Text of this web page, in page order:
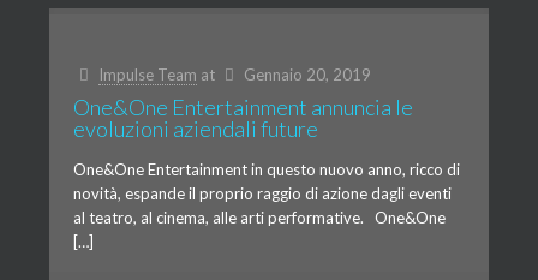
Impulse Team at Gennaio 20, 2019
One&One Entertainment annuncia le
evoluzioni aziendali future
One&One Entertainment in questo nuovo anno, ricco di
novità, espande il proprio raggio di azione dagli eventi
al teatro, al cinema, alle arti performative. One&One
[…]